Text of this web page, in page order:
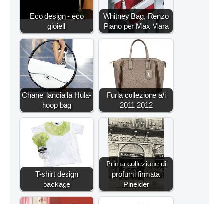
Eco design - eco
gioielli
Whitney Bag, Renzo
Piano per Max Mara
Chanel lancia la Hula-
hoop bag
Furla collezione a/i
2011 2012
T-shirt design
package
Prima collezione di
profumi firmata
Pineider